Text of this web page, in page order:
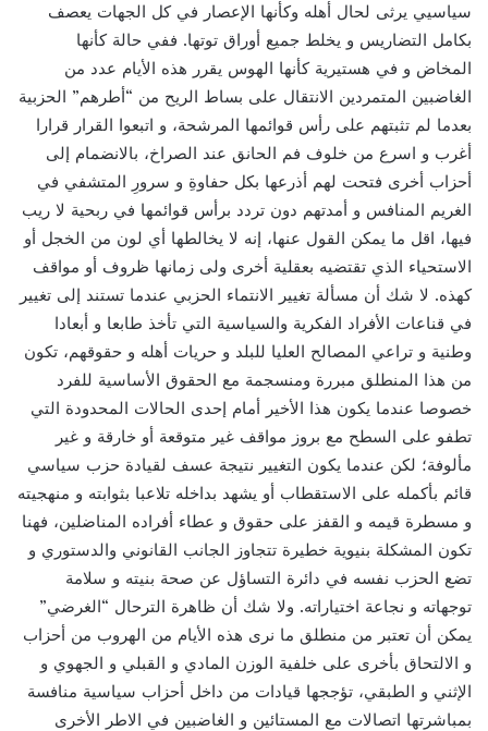
سياسيي يرثى لحال أهله وكأنها الإعصار في كل الجهات يعصف
بكامل التضاريس و يخلط جميع أوراق توتها. ففي حالة كأنها
المخاض و في هستيرية كأنها الهوس يقرر هذه الأيام عدد من
الغاضبين المتمردين الانتقال على بساط الريح من “أطرهم” الحزبية
بعدما لم تثبتهم على رأس قوائمها المرشحة، و اتبعوا القرار قرارا
أغرب و اسرع من خلوف فم الحانق عند الصراخ، بالانضمام إلى
أحزاب أخرى فتحت لهم أذرعها بكل حفاوةِ و سرورِ المتشفي في
الغريم المنافس و أمدتهم دون تردد برأس قوائمها في ربحية لا ريب
فيها، اقل ما يمكن القول عنها، إنه لا يخالطها أي لون من الخجل أو
الاستحياء الذي تقتضيه بعقلية أخرى ولى زمانها ظروف أو مواقف
كهذه. لا شك أن مسألة تغيير الانتماء الحزبي عندما تستند إلى تغيير
في قناعات الأفراد الفكرية والسياسية التي تأخذ طابعا و أبعادا
وطنية و تراعي المصالح العليا للبلد و حريات أهله و حقوقهم، تكون
من هذا المنطلق مبررة ومنسجمة مع الحقوق الأساسية للفرد
خصوصا عندما يكون هذا الأخير أمام إحدى الحالات المحدودة التي
تطفو على السطح مع بروز مواقف غير متوقعة أو خارقة و غير
مألوفة؛ لكن عندما يكون التغيير نتيجة عسف لقيادة حزب سياسي
قائم بأكمله على الاستقطاب أو يشهد بداخله تلاعبا بثوابته و منهجيته
و مسطرة قيمه و القفز على حقوق و عطاء أفراده المناضلين، فهنا
تكون المشكلة بنيوية خطيرة تتجاوز الجانب القانوني والدستوري و
تضع الحزب نفسه في دائرة التساؤل عن صحة بنيته و سلامة
توجهاته و نجاعة اختياراته. ولا شك أن ظاهرة الترحال “الغرضي”
يمكن أن تعتبر من منطلق ما نرى هذه الأيام من الهروب من أحزاب
و الالتحاق بأخرى على خلفية الوزن المادي و القبلي و الجهوي و
الإثني و الطبقي، تؤججها قيادات من داخل أحزاب سياسية منافسة
بمباشرتها اتصالات مع المستائين و الغاضبين في الاطر الأخرى